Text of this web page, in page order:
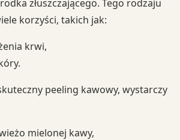
złuszczającego. Tego rodzaju
korzyści, takich jak:
krwi,
peeling kawowy, wystarczy
mielonej kawy,